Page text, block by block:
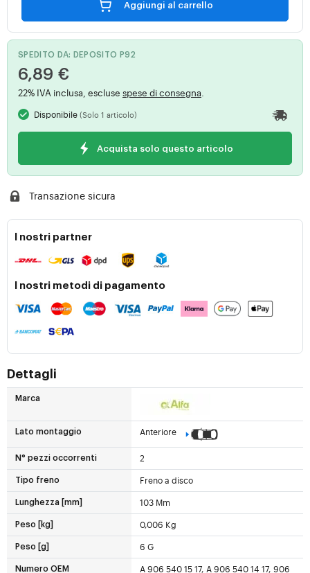
Aggiungi al carrello
SPEDITO DA: DEPOSITO P92
6,89 €
22% IVA inclusa, escluse spese di consegna
Disponibile(Solo 1 articolo)
Acquista solo questo articolo
Transazione sicura
I nostri partner
I nostri metodi di pagamento
Dettagli
Marca
Lato montaggio Anteriore
N° pezzi occorrenti 2
Tipo freno Freno a disco
Lunghezza [mm] 103 Mm
Peso [kg] 0,006 Kg
Peso [g] 6 G
Numero OEM
A 906 540 15 17, A 906 540 14 17, 906